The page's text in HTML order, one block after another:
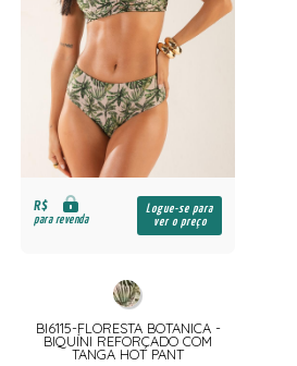
R$
para revenda
Logue-se para
ver o preço
BI6115-FLORESTA BOTANICA -
BIQUÍNI REFORÇADO COM
TANGA HOT PANT